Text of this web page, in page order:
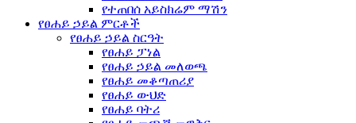
የተጠበሰ አይስክሬም ማሽን
የፀሐይ ኃይል ምርቶች
የፀሐይ ኃይል ስርዓት
የፀሐይ ፓነል
የፀሐይ ኃይል መለወጫ
የፀሐይ መቆጣጠሪያ
የፀሐይ ውህድ
የፀሐይ ባትሪ